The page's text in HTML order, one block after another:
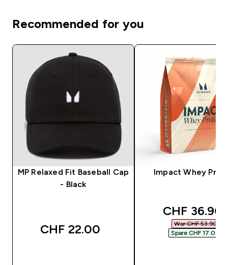
Recommended for you
MP Relaxed Fit Baseball Cap
- Black
CHF 22.00‎
Impact Whey
discounted
CHF 36.90‎
War CHF 53.90‎
Spare CHF 17.00‎